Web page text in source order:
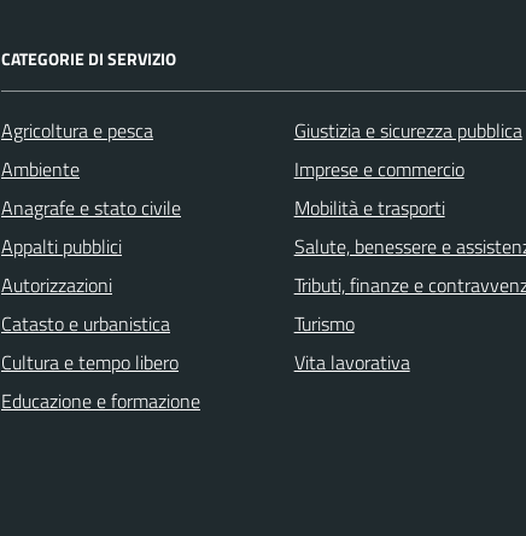
CATEGORIE DI SERVIZIO
Agricoltura e pesca
Ambiente
Anagrafe e stato civile
Appalti pubblici
Autorizzazioni
Catasto e urbanistica
Cultura e tempo libero
Educazione e formazione
Giustizia e sicurezza pubblica
Imprese e commercio
Mobilità e trasporti
Salute, benessere e
Tributi, finanze e
Turismo
Vita lavorativa